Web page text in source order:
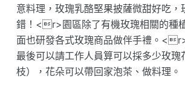
意料理，玫瑰乳酪堅果披薩微甜好吃，
錯！<r>園區除了有機玫瑰相關的種
面也研發各式玫瑰商品做伴手禮。
最後可以請工作人員算可以採多少玫瑰
枝），花朵可以帶回家泡茶、做料理。